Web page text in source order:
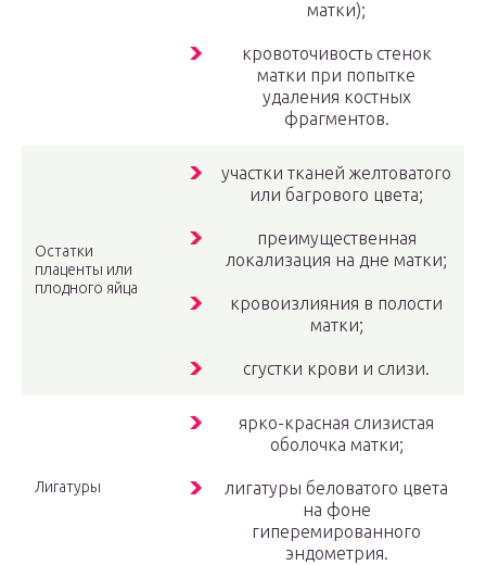
матки);
кровоточивость стенок
матки при попытке
удаления костных
фрагментов.
Остатки
плаценты или
плодного яйца
участки тканей желтоватого
или багрового цвета;
преимущественная
локализация на дне матки;
кровоизлияния в полости
матки;
сгустки крови и слизи.
Лигатуры
ярко-красная слизистая
оболочка матки;
лигатуры беловатого цвета
на фоне
гиперемированного
эндометрия.